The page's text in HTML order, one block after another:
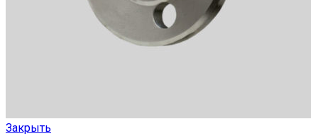
Закрыть